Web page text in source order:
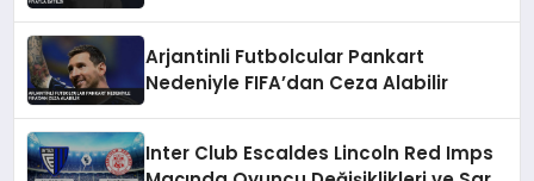
Arjantinli Futbolcular Pankart
Nedeniyle FIFA’dan Ceza Alabilir
Inter Club Escaldes Lincoln Red Imps